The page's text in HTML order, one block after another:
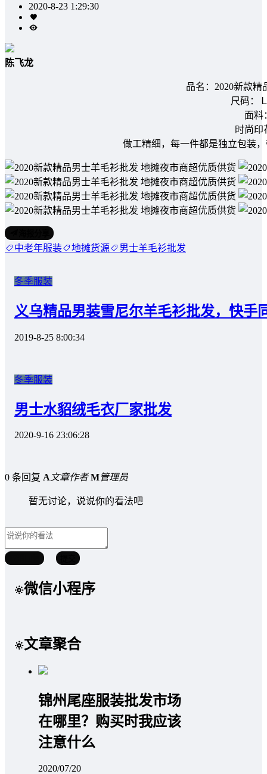
2020-8-23 1:29:30
陈飞龙
品名：2020新款精
尺码：
面料
时尚印
做工精细，每一件都是独立包装
中老年服装 地摊货源 男士羊毛衫批发
冬季服装
义乌精品男装雪尼尔羊毛衫批发，快手
2019-8-25 8:00:34
冬季服装
男士水貂绒毛衣厂家批发
2020-9-16 23:06:28
0 条回复 A文章作者 M管理员
暂无讨论，说说你的看法吧
微信小程序
文章聚合
锦州尾座服装批发市场
在哪里？购买时我应该
注意什么
2020/07/20